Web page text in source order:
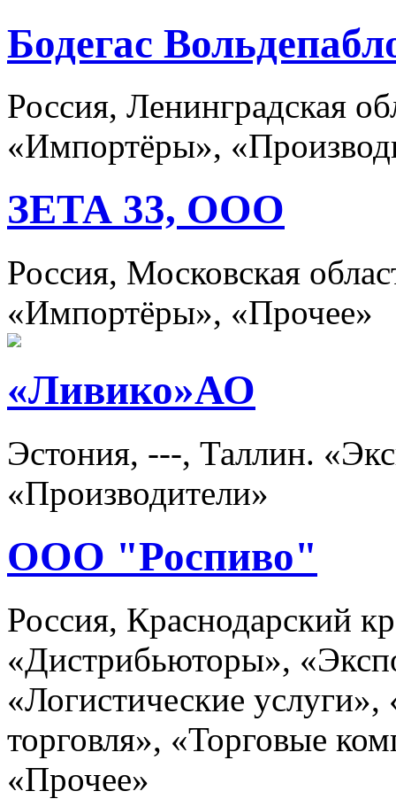
Бодегас
Россия, Ленинградская
«Импортёры»,
ЗЕТА 33, ООО
Россия, Московская
«Импортёры», «Прочее»
«Ливико»АО
Эстония, ---, Таллин.
«Производители»
ООО "Роспиво"
Россия, Краснодарский
«Дистрибьюторы»,
«Логистические
торговля», «Торговые
«Прочее»